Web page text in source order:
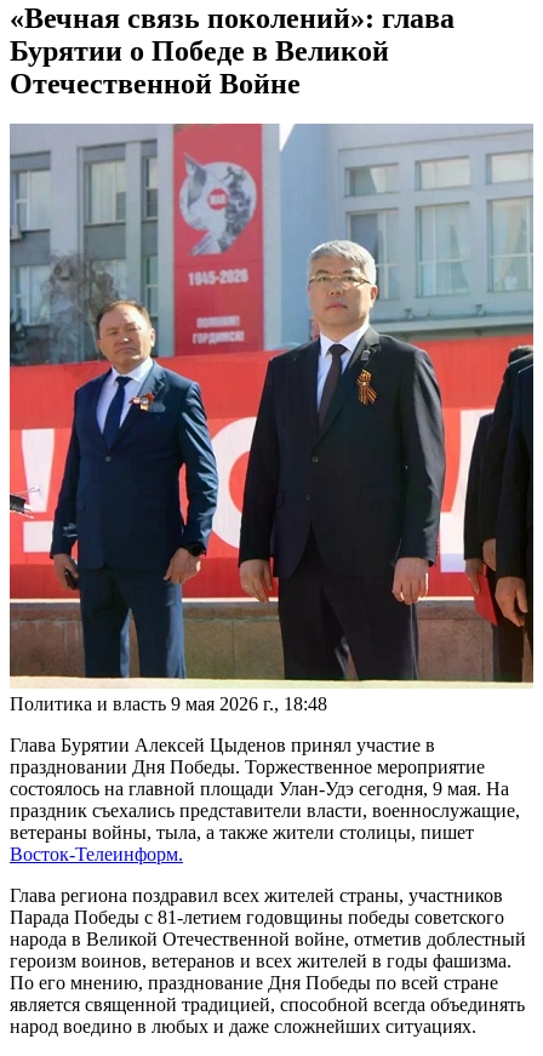
«Вечная связь поколений»: глава
Бурятии о Победе в Великой
Отечественной Войне
Политика и власть 9 мая 2026 г., 18:48
Глава Бурятии Алексей Цыденов принял участие в
праздновании Дня Победы. Торжественное мероприятие
состоялось на главной площади Улан-Удэ сегодня, 9 мая. На
праздник съехались представители власти, военнослужащие,
ветераны войны, тыла, а также жители столицы, пишет
Восток-Телеинформ.
Глава региона поздравил всех жителей страны, участников
Парада Победы с 81-летием годовщины победы советского
народа в Великой Отечественной войне, отметив доблестный
героизм воинов, ветеранов и всех жителей в годы фашизма.
По его мнению, празднование Дня Победы по всей стране
является священной традицией, способной всегда объединять
народ воедино в любых и даже сложнейших ситуациях.